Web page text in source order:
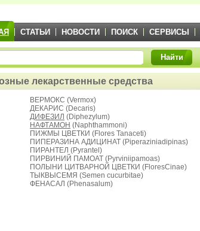
СТАТЬИ НОВОСТИ ПОИСК СЕРВИСЫ
Найти
лекарственные средства
ВЕРМОКС (Vermox)
ДЕКАРИС (Decaris)
ДИФЕЗИЛ (Diphezylum)
НАФТАМОН (Naphthammoni)
ПИЖМЫ ЦВЕТКИ (Flores Tanaceti)
ПИПЕРАЗИНА АДИЦИНАТ (Piperaziniadipinas)
ПИРАНТЕЛ (Pyrantel)
ПИРВИНИЙ ПАМОАТ (Pyrviniipamoas)
ПОЛЫНИ ЦИТВАРНОЙ ЦВЕТКИ (FloresCinae)
ТЫКВЫСЕМЯ (Semen cucurbitae)
ФЕНАСАЛ (Phenasalum)